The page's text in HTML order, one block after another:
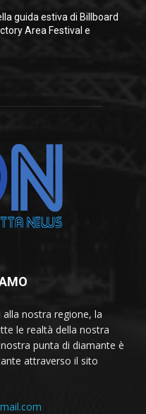
guida estiva di Billboard
Area Festival e
nostra regione, la
le realtà della nostra
punta di diamante è
attraverso il sito